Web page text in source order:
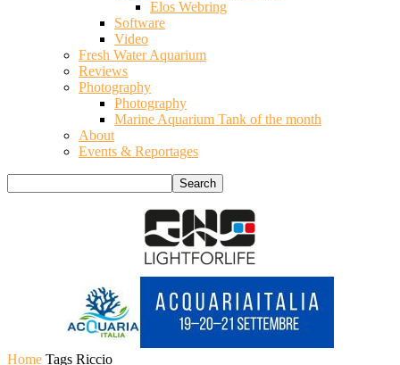
Elos Webring
Software
Video
Fresh Water Aquarium
Reviews
Photography
Photography
Marine Aquarium Tank of the month
About
Events & Reportages
Home Tags Riccio